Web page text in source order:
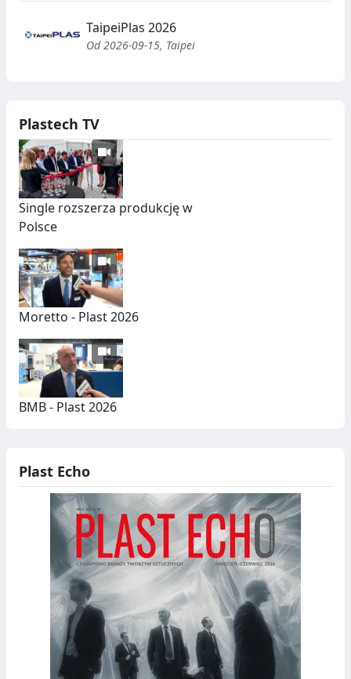
TaipeiPlas 2026
Od 2026-09-15, Taipei
Plastech TV
Single rozszerza produkcję w
Polsce
Moretto - Plast 2026
BMB - Plast 2026
Plast Echo